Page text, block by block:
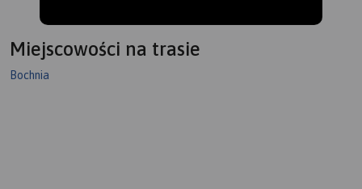
Miejscowości na trasie
Bochnia